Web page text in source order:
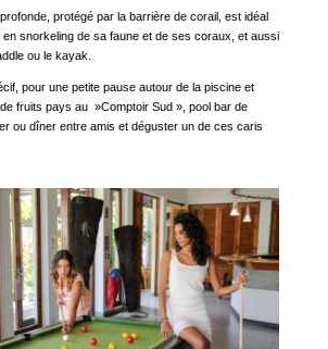
protégé par la barrière de corail, est idéal
snorkeling de sa faune et de ses coraux, et aussi
ou le kayak.
pour une petite pause autour de la piscine et
fruits pays au »Comptoir Sud », pool bar de
ou dîner entre amis et déguster un de ces caris